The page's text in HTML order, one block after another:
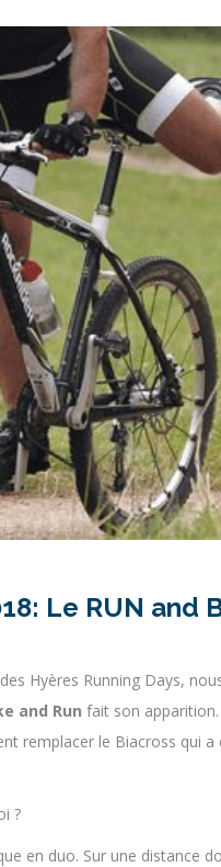
Le RUN and
Hyères Running Days,
and Run fait son
remplacer le Biacross qui
?
en duo. Sur une distance